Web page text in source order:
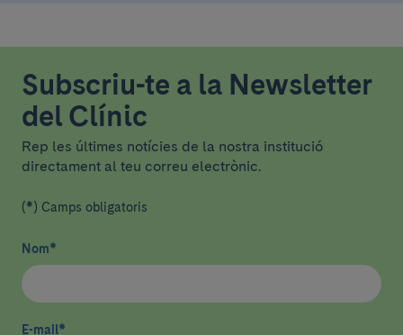
Subscriu-te a la Newsletter
del Clínic
Rep les últimes notícies de la nostra institució
directament al teu correu electrònic.
(*) Camps obligatoris
Nom*
E-mail*